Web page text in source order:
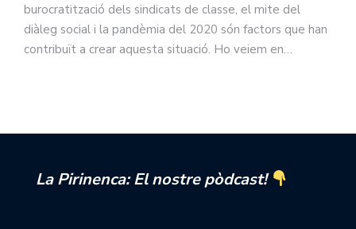
burocratització dels sindicats de classe, el mite del
diàleg social i la pandèmia del 2020 són factors que han
contribuït a crear aquesta situació. Ho veiem en…
La Pirinenca: El nostre pòdcast!